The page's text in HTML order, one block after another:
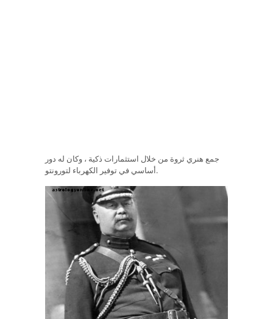
جمع هنري ثروة من خلال استثمارات ذكية ، وكان له دور
أساسي في توفير الكهرباء لتورونتو.